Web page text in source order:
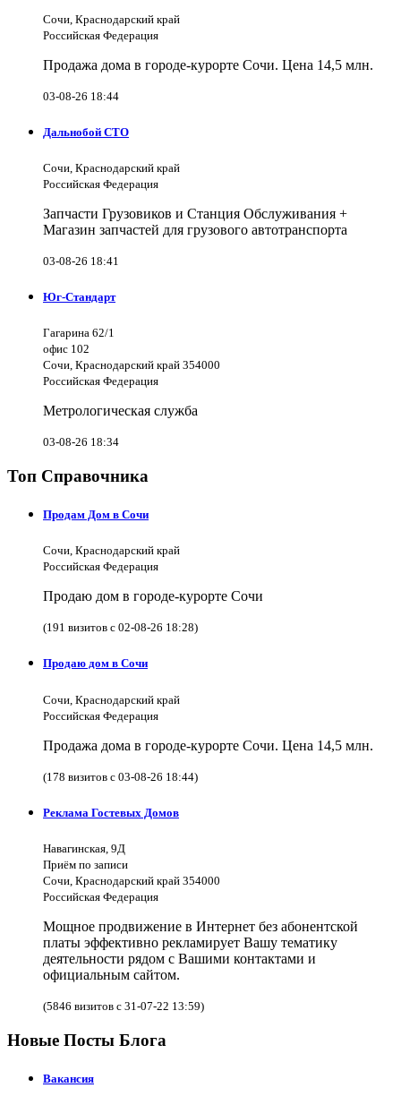
Сочи, Краснодарский край
Российская Федерация
Продажа дома в городе-курорте Сочи. Цена 14,5 млн.
03-08-26 18:44
Дальнобой СТО
Сочи, Краснодарский край
Российская Федерация
Запчасти Грузовиков и Станция Обслуживания +
Магазин запчастей для грузового автотранспорта
03-08-26 18:41
Юг-Стандарт
Гагарина 62/1
офис 102
Сочи, Краснодарский край 354000
Российская Федерация
Метрологическая служба
03-08-26 18:34
Топ Справочника
Продам Дом в Сочи
Сочи, Краснодарский край
Российская Федерация
Продаю дом в городе-курорте Сочи
(191 визитов с 02-08-26 18:28)
Продаю дом в Сочи
Сочи, Краснодарский край
Российская Федерация
Продажа дома в городе-курорте Сочи. Цена 14,5 млн.
(178 визитов с 03-08-26 18:44)
Реклама Гостевых Домов
Навагинская, 9Д
Приём по записи
Сочи, Краснодарский край 354000
Российская Федерация
Мощное продвижение в Интернет без абонентской
платы эффективно рекламирует Вашу тематику
деятельности рядом с Вашими контактами и
официальным сайтом.
(5846 визитов с 31-07-22 13:59)
Новые Посты Блога
Вакансия